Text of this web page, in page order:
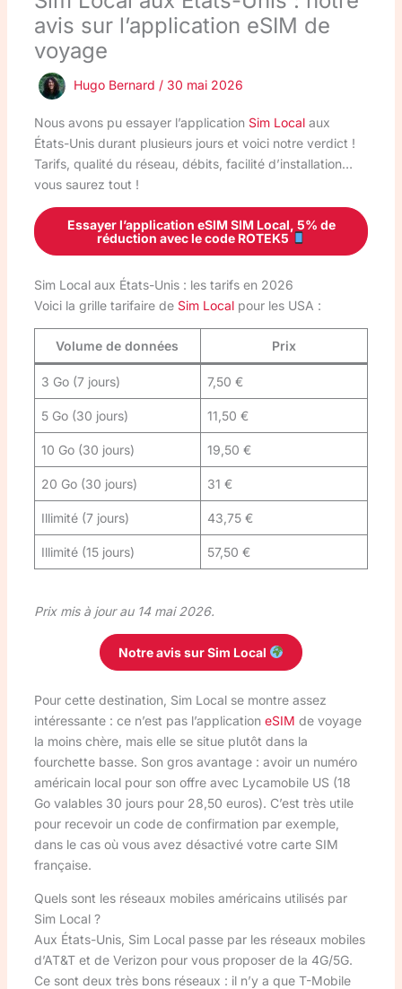
avis sur l’application eSIM de
voyage
Hugo Bernard / 30 mai 2026
Nous avons pu essayer l’application Sim Localaux
États-Unis durant plusieurs jours et voici notre verdict !
Tarifs, qualité du réseau, débits, facilité d’installation…
vous saurez tout !
Essayer l’application eSIM SIM Local, 5% de
réduction avec le code ROTEK5
Sim Local aux États-Unis : les tarifs en 2026
Voici la grille tarifaire de Sim Localpour les USA :
Volume de données Prix
3 Go (7 jours) 7,50 €
5 Go (30 jours) 11,50 €
10 Go (30 jours) 19,50 €
20 Go (30 jours) 31 €
Illimité (7 jours) 43,75 €
Illimité (15 jours) 57,50 €
Prix mis à jour au 14 mai 2026.
Notre avis sur Sim Local
Pour cette destination, Sim Local se montre assez
intéressante : ce n’est pas l’application eSIM de voyage
la moins chère, mais elle se situe plutôt dans la
fourchette basse. Son gros avantage : avoir un numéro
américain local pour son offre avec Lycamobile US (18
Go valables 30 jours pour 28,50 euros). C’est très utile
pour recevoir un code de confirmation par exemple,
dans le cas où vous avez désactivé votre carte SIM
française.
Quels sont les réseaux mobiles américains utilisés par
Sim Local ?
Aux États-Unis, Sim Local passe par les réseaux mobiles
d’AT&T et de Verizon pour vous proposer de la 4G/5G.
Ce sont deux très bons réseaux : il n’y a que T-Mobile